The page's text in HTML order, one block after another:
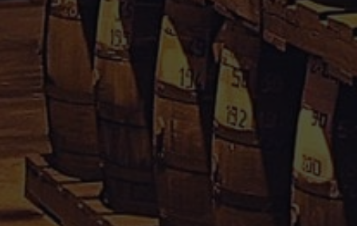
Informations
Conditions Générales de Vente
Mentions Légales
Paiement sécurisé
Politique de confidentialité
Droit de rétractation